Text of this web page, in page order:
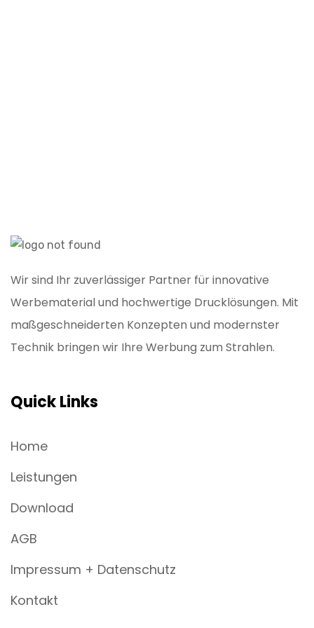
Wir sind Ihr zuverlässiger Partner für innovative
Werbematerial und hochwertige Drucklösungen. Mit
maßgeschneiderten Konzepten und modernster
Technik bringen wir Ihre Werbung zum Strahlen.
Quick Links
Home
Leistungen
Download
AGB
Impressum + Datenschutz
Kontakt